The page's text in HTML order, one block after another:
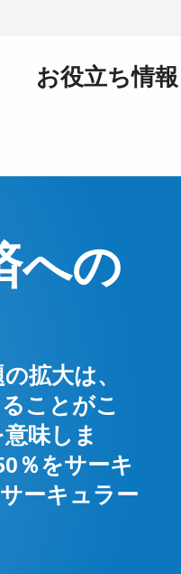
お役立ち情報
への
拡大は、
ことがこ
味しま
％をサーキ
ーキュラー